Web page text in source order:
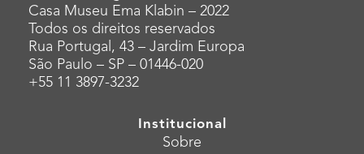
Casa Museu Ema Klabin – 2022
Todos os direitos reservados
Rua Portugal, 43 – Jardim Europa
São Paulo – SP – 01446-020
+55 11 3897-3232
Institucional
Sobre